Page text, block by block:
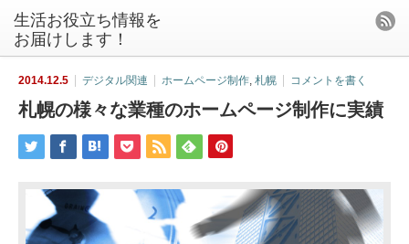
生活お役立ち情報を
お届けします！
2014.12.5 デジタル関連 ホームページ制作, 札幌 コメントを書く
札幌の様々な業種のホームページ制作に実績